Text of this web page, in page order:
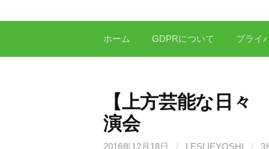
へ
ホーム GDPRについて プライ
【上方芸能な日
演会
2016年12月18日 / LESLIEYOSHI / 3